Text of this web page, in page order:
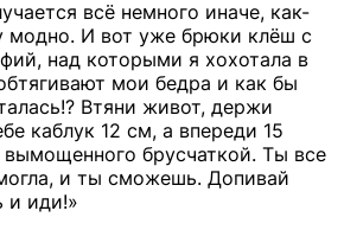
всё немного иначе, как-
модно. И вот уже брюки клёш с
над которыми я хохотала в
мои бедра и как бы
Втяни живот, держи
каблук 12 см, а впереди 15
брусчаткой. Ты все
и ты сможешь. Допивай
и иди!»